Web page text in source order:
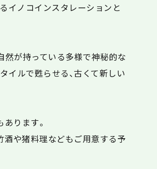
イノコインスタレーションと
然が持っている多様で神秘的な
イルで甦らせる、古くて新しい
ります。
酒や猪料理などもご用意する予